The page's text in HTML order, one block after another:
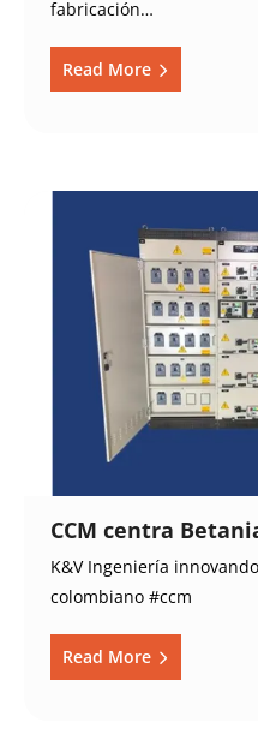
fabricación…
Read More
CCM centra
K&V Ingeniería
colombiano #ccm
Read More